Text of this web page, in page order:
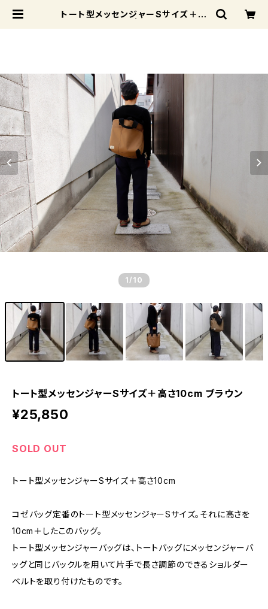
トート型メッセンジャーSサイズ＋高
1 /10
トート型メッセンジャーSサイズ＋高さ10cm ブラウン
¥25,850
SOLD OUT
トート型メッセンジャーSサイズ＋高さ10cm
コゼバッグ定番のトート型メッセンジャーSサイズ。それに高さを
10cm＋したこのバッグ。
トート型メッセンジャーバッグは、トートバッグにメッセンジャーバ
ッグと同じバックルを用いて片手で長さ調節のできるショルダー
ベルトを取り付けたものです。